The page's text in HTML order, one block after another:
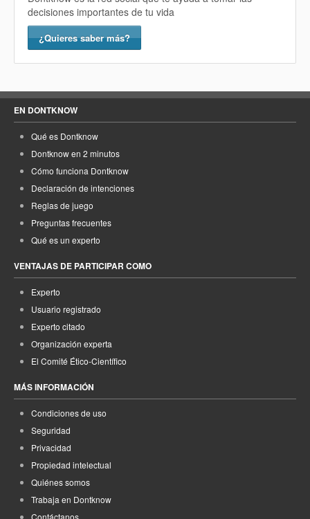
decisiones importantes de tu vida
¿Quieres saber más?
EN DONTKNOW
Qué es Dontknow
Dontknow en 2 minutos
Cómo funciona Dontknow
Declaración de intenciones
Reglas de juego
Preguntas frecuentes
Qué es un experto
VENTAJAS DE PARTICIPAR COMO
Experto
Usuario registrado
Experto citado
Organización experta
El Comité Ético-Científico
MÁS INFORMACIÓN
Condiciones de uso
Seguridad
Privacidad
Propiedad intelectual
Quiénes somos
Trabaja en Dontknow
Contáctanos